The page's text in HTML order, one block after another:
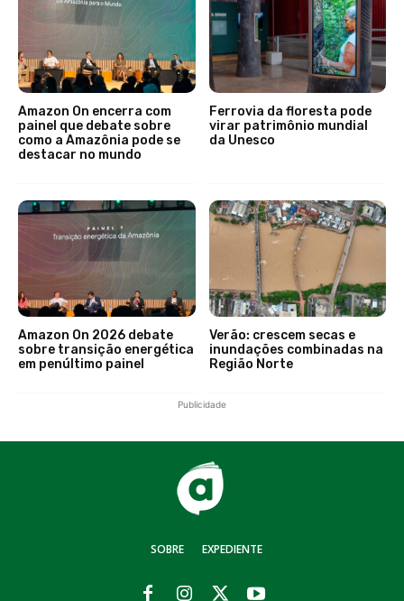
Amazon On encerra com
painel que debate sobre
como a Amazônia pode se
destacar no mundo
Ferrovia da floresta pode
virar patrimônio mundial
da Unesco
Amazon On 2026 debate
sobre transição energética
em penúltimo painel
Verão: crescem secas e
inundações combinadas na
Região Norte
Publicidade
SOBRE EXPEDIENTE